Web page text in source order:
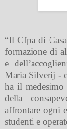
“Il Cfpa di
formazione di
e
Maria Silverij -
ha il
della
affrontare ogni
studenti e